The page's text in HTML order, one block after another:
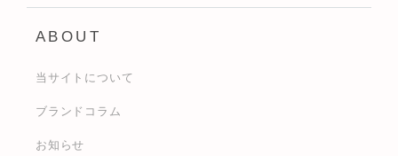
ABOUT
当サイトについて
ブランドコラム
お知らせ